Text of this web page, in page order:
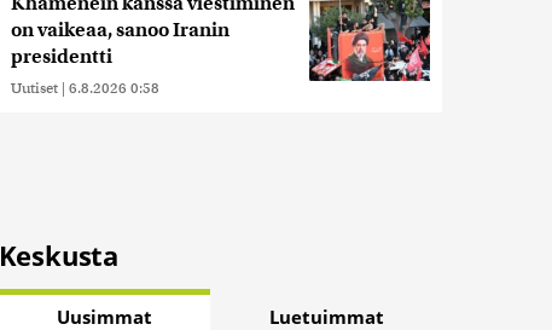
on vaikeaa, sanoo Iranin
presidentti
Uutiset | 6.8.2026 0:58
Keskusta
Uusimmat Luetuimmat